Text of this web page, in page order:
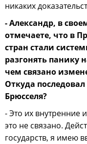
никаких
- Александр, в
отмечаете, что в
стран стали
разгонять панику
чем связано
Откуда
Брюсселя?
- Это их внутренние
это не связано.
государств, я имею